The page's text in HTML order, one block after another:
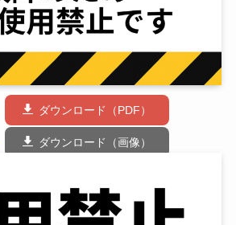
ダウンロード（PDF）
ダウンロード（画像）